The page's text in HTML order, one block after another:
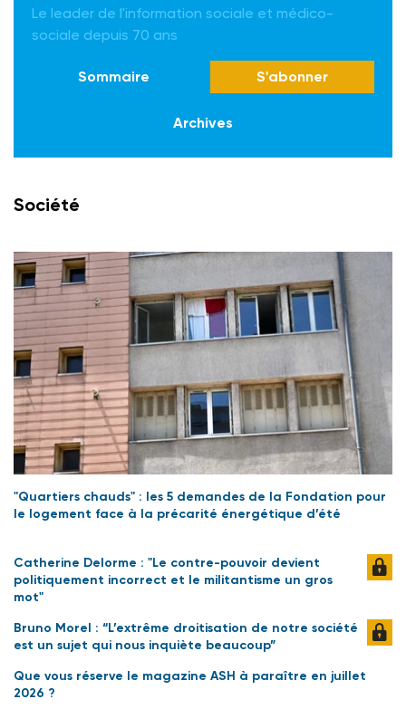
Le leader de l'information sociale et médico-
sociale depuis 70 ans
Sommaire S'abonner
Archives
Société
"Quartiers chauds" : les 5 demandes de la Fondation pour
le logement face à la précarité énergétique d’été
Catherine Delorme : "Le contre-pouvoir devient
politiquement incorrect et le militantisme un gros
mot"
Bruno Morel : “L’extrême droitisation de notre société
est un sujet qui nous inquiète beaucoup”
Que vous réserve le magazine ASH à paraître en juillet
2026 ?